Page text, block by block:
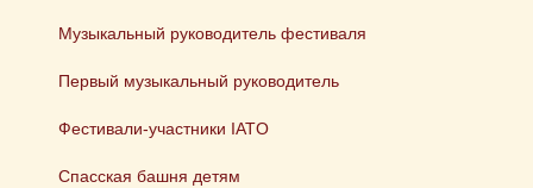
Музыкальный руководитель фестиваля
Первый музыкальный руководитель
Фестивали-участники IATO
Спасская башня детям